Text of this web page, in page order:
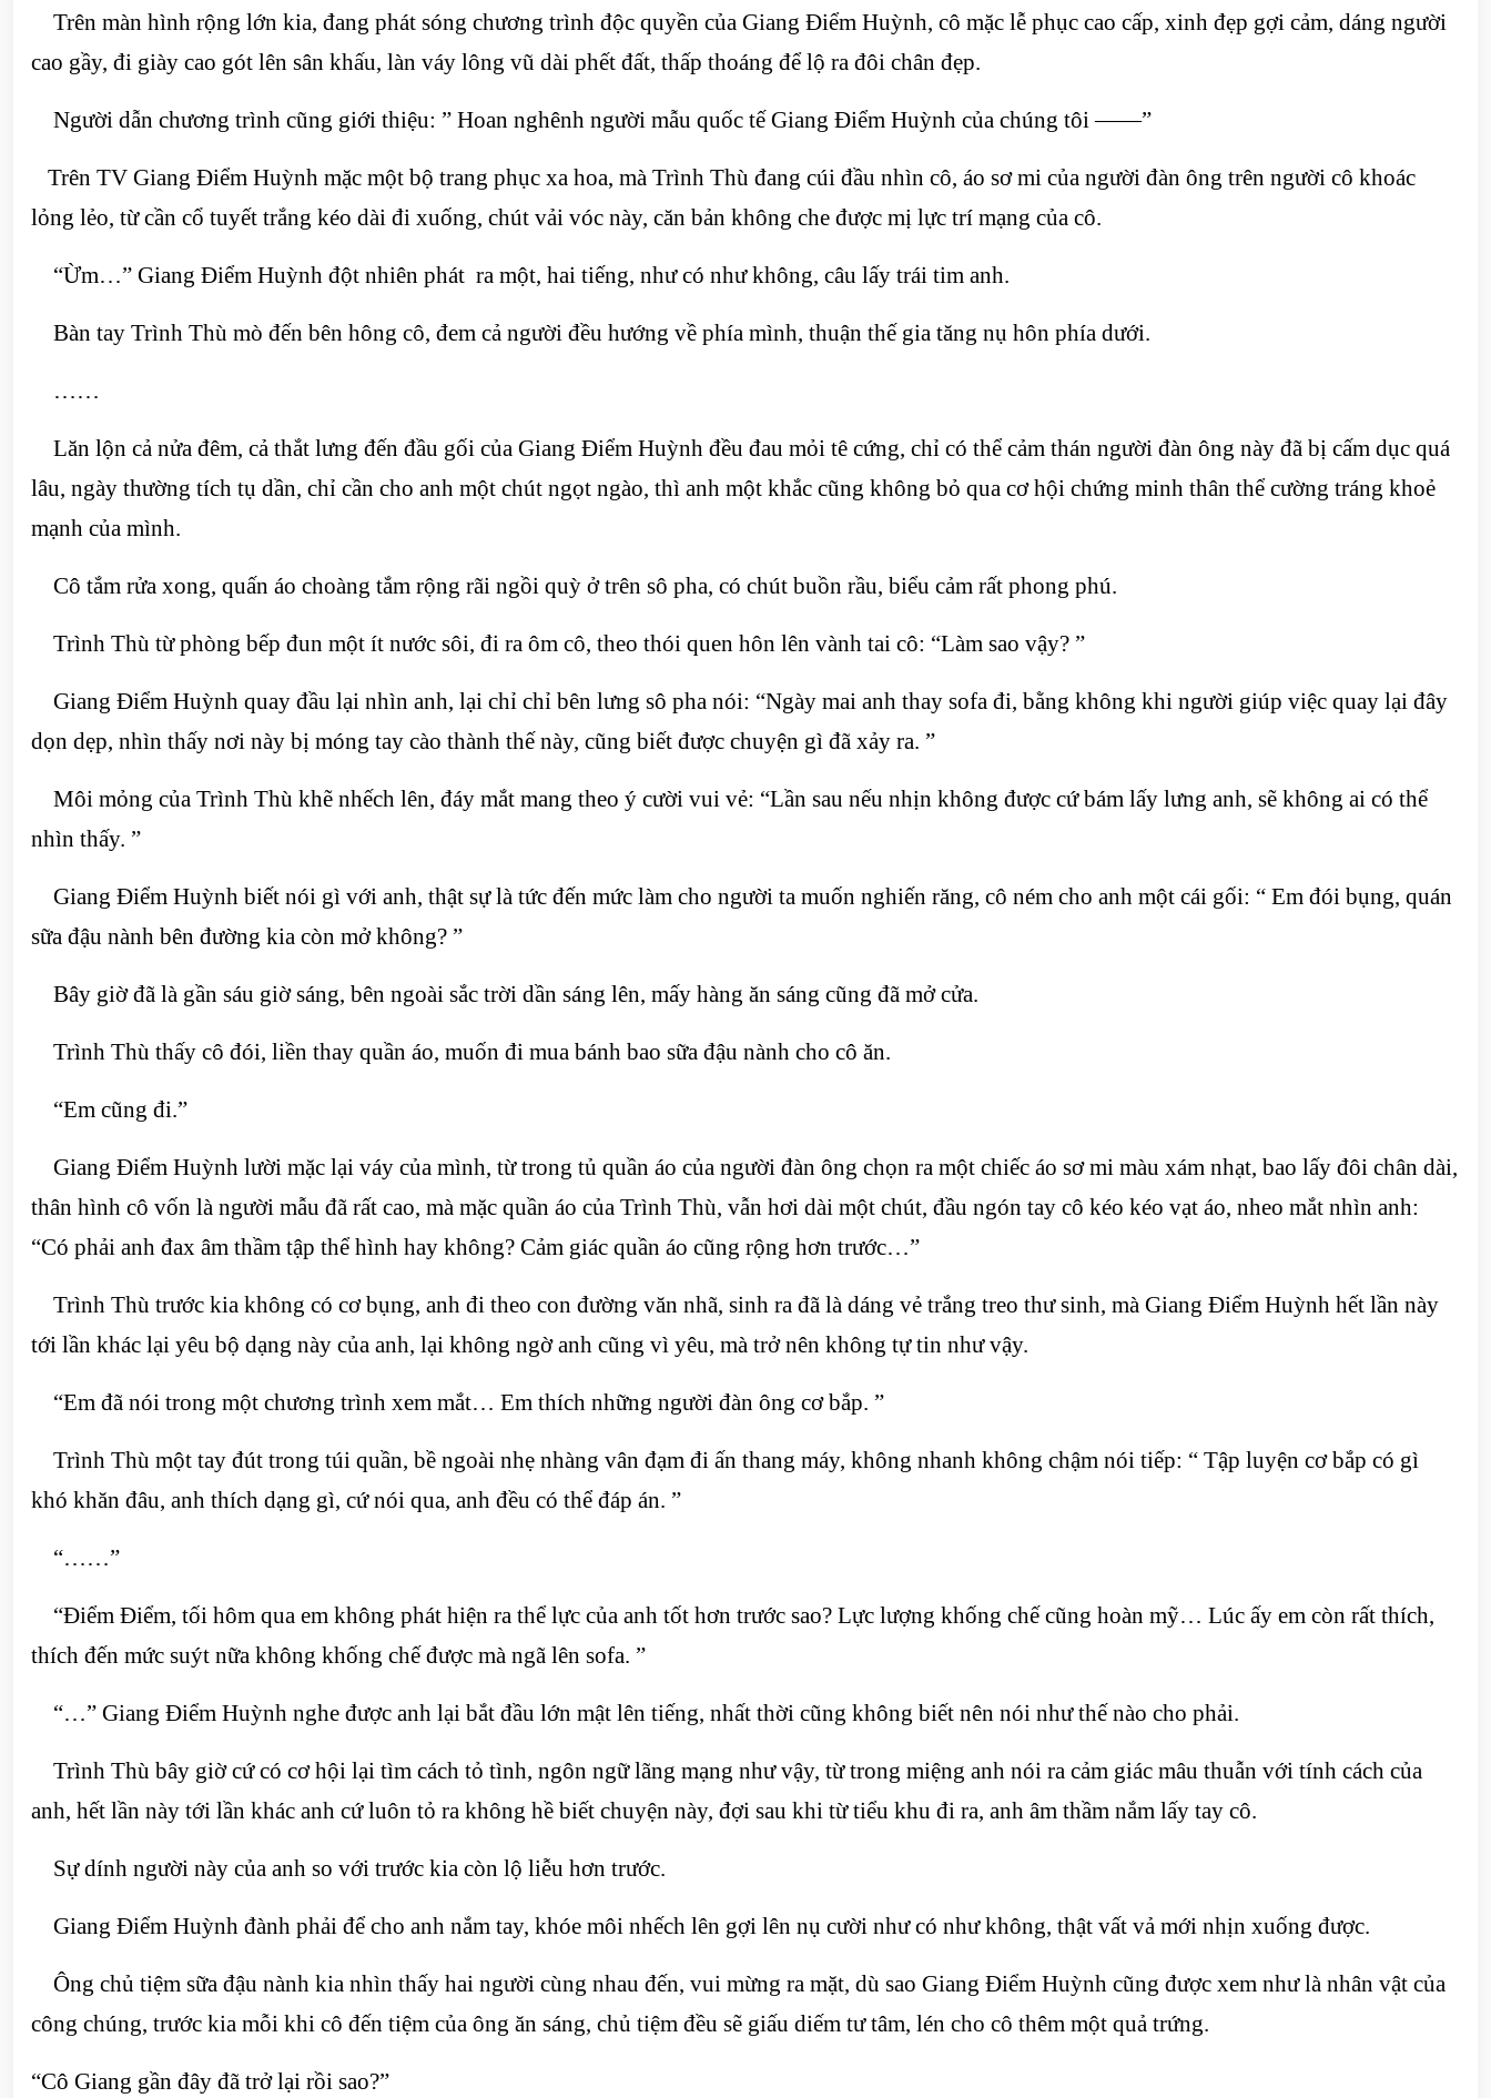
Trên màn hình rộng lớn kia, đang phát sóng chương trình độc quyền của Giang Điểm Huỳnh, cô mặc lễ phục cao cấp, xinh đẹp gợi cảm, dáng người
cao gầy, đi giày cao gót lên sân khấu, làn váy lông vũ dài phết đất, thấp thoáng để lộ ra đôi chân đẹp.
Người dẫn chương trình cũng giới thiệu: ” Hoan nghênh người mẫu quốc tế Giang Điểm Huỳnh của chúng tôi ——”
Trên TV Giang Điểm Huỳnh mặc một bộ trang phục xa hoa, mà Trình Thù đang cúi đầu nhìn cô, áo sơ mi của người đàn ông trên người cô khoác
lỏng lẻo, từ cần cổ tuyết trắng kéo dài đi xuống, chút vải vóc này, căn bản không che được mị lực trí mạng của cô.
“Ừm…” Giang Điểm Huỳnh đột nhiên phát ra một, hai tiếng, như có như không, câu lấy trái tim anh.
Bàn tay Trình Thù mò đến bên hông cô, đem cả người đều hướng về phía mình, thuận thế gia tăng nụ hôn phía dưới.
……
Lăn lộn cả nửa đêm, cả thắt lưng đến đầu gối của Giang Điểm Huỳnh đều đau mỏi tê cứng, chỉ có thể cảm thán người đàn ông này đã bị cấm dục quá
lâu, ngày thường tích tụ dần, chỉ cần cho anh một chút ngọt ngào, thì anh một khắc cũng không bỏ qua cơ hội chứng minh thân thể cường tráng khoẻ
mạnh của mình.
Cô tắm rửa xong, quấn áo choàng tắm rộng rãi ngồi quỳ ở trên sô pha, có chút buồn rầu, biểu cảm rất phong phú.
Trình Thù từ phòng bếp đun một ít nước sôi, đi ra ôm cô, theo thói quen hôn lên vành tai cô: “Làm sao vậy? ”
Giang Điểm Huỳnh quay đầu lại nhìn anh, lại chỉ chỉ bên lưng sô pha nói: “Ngày mai anh thay sofa đi, bằng không khi người giúp việc quay lại đây
dọn dẹp, nhìn thấy nơi này bị móng tay cào thành thế này, cũng biết được chuyện gì đã xảy ra. ”
Môi mỏng của Trình Thù khẽ nhếch lên, đáy mắt mang theo ý cười vui vẻ: “Lần sau nếu nhịn không được cứ bám lấy lưng anh, sẽ không ai có thể
nhìn thấy. ”
Giang Điểm Huỳnh biết nói gì với anh, thật sự là tức đến mức làm cho người ta muốn nghiến răng, cô ném cho anh một cái gối: “ Em đói bụng, quán
sữa đậu nành bên đường kia còn mở không? ”
Bây giờ đã là gần sáu giờ sáng, bên ngoài sắc trời dần sáng lên, mấy hàng ăn sáng cũng đã mở cửa.
Trình Thù thấy cô đói, liền thay quần áo, muốn đi mua bánh bao sữa đậu nành cho cô ăn.
“Em cũng đi.”
Giang Điểm Huỳnh lười mặc lại váy của mình, từ trong tủ quần áo của người đàn ông chọn ra một chiếc áo sơ mi màu xám nhạt, bao lấy đôi chân dài,
thân hình cô vốn là người mẫu đã rất cao, mà mặc quần áo của Trình Thù, vẫn hơi dài một chút, đầu ngón tay cô kéo kéo vạt áo, nheo mắt nhìn anh:
“Có phải anh đax âm thầm tập thể hình hay không? Cảm giác quần áo cũng rộng hơn trước…”
Trình Thù trước kia không có cơ bụng, anh đi theo con đường văn nhã, sinh ra đã là dáng vẻ trắng treo thư sinh, mà Giang Điểm Huỳnh hết lần này
tới lần khác lại yêu bộ dạng này của anh, lại không ngờ anh cũng vì yêu, mà trở nên không tự tin như vậy.
“Em đã nói trong một chương trình xem mắt… Em thích những người đàn ông cơ bắp. ”
Trình Thù một tay đút trong túi quần, bề ngoài nhẹ nhàng vân đạm đi ấn thang máy, không nhanh không chậm nói tiếp: “ Tập luyện cơ bắp có gì
khó khăn đâu, anh thích dạng gì, cứ nói qua, anh đều có thể đáp án. ”
“……”
“Điểm Điểm, tối hôm qua em không phát hiện ra thể lực của anh tốt hơn trước sao? Lực lượng khống chế cũng hoàn mỹ… Lúc ấy em còn rất thích,
thích đến mức suýt nữa không khống chế được mà ngã lên sofa. ”
“…” Giang Điểm Huỳnh nghe được anh lại bắt đầu lớn mật lên tiếng, nhất thời cũng không biết nên nói như thế nào cho phải.
Trình Thù bây giờ cứ có cơ hội lại tìm cách tỏ tình, ngôn ngữ lãng mạng như vậy, từ trong miệng anh nói ra cảm giác mâu thuẫn với tính cách của
anh, hết lần này tới lần khác anh cứ luôn tỏ ra không hề biết chuyện này, đợi sau khi từ tiểu khu đi ra, anh âm thầm nắm lấy tay cô.
Sự dính người này của anh so với trước kia còn lộ liễu hơn trước.
Giang Điểm Huỳnh đành phải để cho anh nắm tay, khóe môi nhếch lên gợi lên nụ cười như có như không, thật vất vả mới nhịn xuống được.
Ông chủ tiệm sữa đậu nành kia nhìn thấy hai người cùng nhau đến, vui mừng ra mặt, dù sao Giang Điểm Huỳnh cũng được xem như là nhân vật của
công chúng, trước kia mỗi khi cô đến tiệm của ông ăn sáng, chủ tiệm đều sẽ giấu diếm tư tâm, lén cho cô thêm một quả trứng.
“Cô Giang gần đây đã trở lại rồi sao?”